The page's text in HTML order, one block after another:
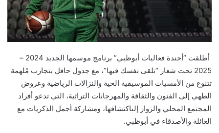
أطلقت
“أجندة فعاليات أبوظبي” برنامج موسمها الجديد 2024 –
2025 تحت شعار “تلقى نفسك فيها”، مع جدول حافل بتجارب
مُلهمة
تتنوع من الأمسيات الموسيقية الحية والنزالات الرياضية وعروض
الطهي إلى الفنون والثقافة والمهرجانات التراثية، التي تدعو أفراد
المجتمع المحلي والزوار إلىاكتشافها، ومشاركة أجمل الذكريات مع
العائلة والأصدقاء في أبوظبي.